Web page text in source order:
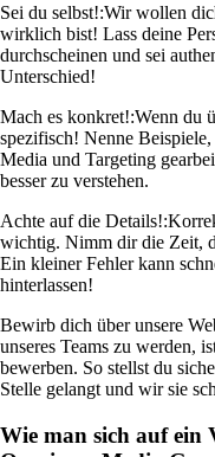
Sei du selbst!:Wir wollen
wirklich bist! Lass deine
durchscheinen und sei
Unterschied!
Mach es konkret!:Wenn du
spezifisch! Nenne
Media und Targeting
besser zu verstehen.
Achte auf die Details!:
wichtig. Nimm dir die Zeit,
Ein kleiner Fehler kann
hinterlassen!
Bewirb dich über unsere
unseres Teams zu werden,
bewerben. So stellst du
Stelle gelangt und wir sie
Wie man sich auf ein